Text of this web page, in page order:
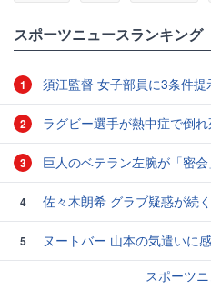
スポーツニュースランキング
1 須江監督 女子部員に3条件提
2 ラグビー選手が熱中症で倒
3 巨人のベテラン左腕が「密
4 佐々木朗希 グラブ疑惑が続く
5
ヌートバー 山本の気遣いに
スポーツ